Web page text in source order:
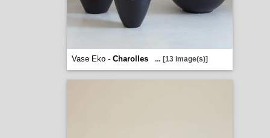
Vase Eko - Charolles ... [13 image(s)]